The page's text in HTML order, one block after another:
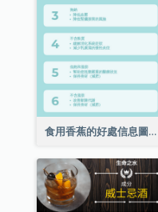
食用香蕉的好處信息圖表